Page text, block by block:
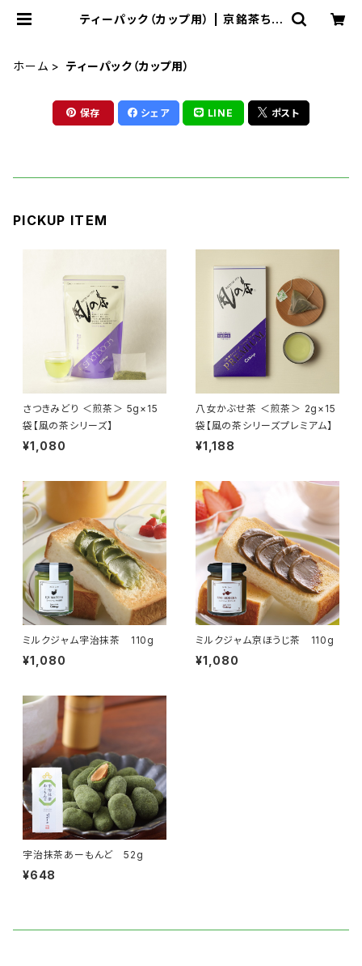
ティーパック（カップ用） | 京銘茶ちき
ホーム ティーパック（カップ用）
保存 シェア LINE ポスト
PICKUP ITEM
さつきみどり ＜煎茶＞ 5g×15
袋【風の茶シリーズ】
¥1,080
八女かぶせ茶 ＜煎茶＞ 2g×15
袋【風の茶シリーズプレミアム】
¥1,188
ミルクジャム宇治抹茶 110g
¥1,080
ミルクジャム京ほうじ茶 110g
¥1,080
宇治抹茶あーもんど 52g
¥648